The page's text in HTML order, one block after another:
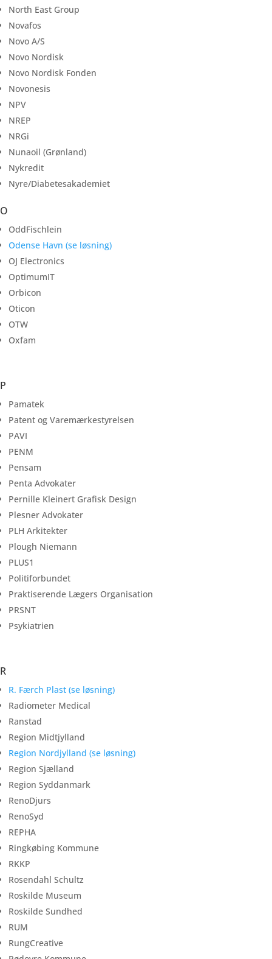
North East Group
Novafos
Novo A/S
Novo Nordisk
Novo Nordisk Fonden
Novonesis
NPV
NREP
NRGi
Nunaoil (Grønland)
Nykredit
Nyre/Diabetesakademiet
O
OddFischlein
Odense Havn (se løsning)
OJ Electronics
OptimumIT
Orbicon
Oticon
OTW
Oxfam
P
Pamatek
Patent og Varemærkestyrelsen
PAVI
PENM
Pensam
Penta Advokater
Pernille Kleinert Grafisk Design
Plesner Advokater
PLH Arkitekter
Plough Niemann
PLUS1
Politiforbundet
Praktiserende Lægers Organisation
PRSNT
Psykiatrien
R
R. Færch Plast (se løsning)
Radiometer Medical
Ranstad
Region Midtjylland
Region Nordjylland (se løsning)
Region Sjælland
Region Syddanmark
RenoDjurs
RenoSyd
REPHA
Ringkøbing Kommune
RKKP
Rosendahl Schultz
Roskilde Museum
Roskilde Sundhed
RUM
RungCreative